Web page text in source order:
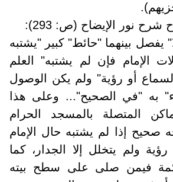
نور الإيضاح (ص: 293):
يفصل بينهما "حائط" كبير "يشتبه
الإمام فإن لم يشتبه" العلم
"لسماع أو رؤية" ولم يكن الوصول
به "في الصحيح"... وعلى هذا
المتصلة بالمسجد الحرام
صحيح إذا لم يشتبه حال الإمام
ولم يتخلل إلا الجدار، كما
فيمن صلى على سطح بيته